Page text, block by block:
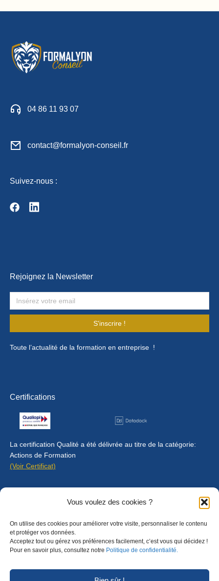
Vous voulez des cookies ?
On utilise des cookies pour améliorer votre visite, personnaliser le contenu
et protéger vos données.
Acceptez tout ou gérez vos préférences facilement, c’est vous qui décidez !
Pour en savoir plus, consultez notre Politique de confidentialité.
04 86 11 93 07
contact@formalyon-conseil.fr
Suivez-nous :
Rejoignez la Newsletter
S'inscrire !
Toute l’actualité de la formation en entreprise !
Certifications
La certification Qualité a été délivrée au titre de la catégorie:
Actions de Formation
(Voir Certificat)
Règlement intérieur
CGU
CGV